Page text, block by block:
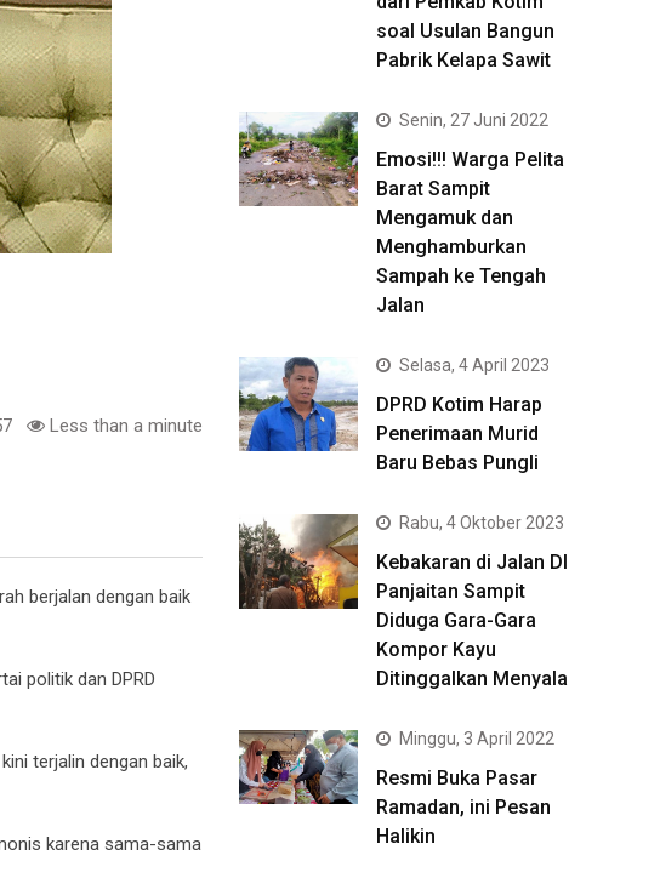
Less than a minute
berjalan dengan baik
politik dan DPRD
terjalin dengan baik,
karena sama-sama
soal Usulan Bangun
Pabrik Kelapa Sawit
Senin, 27 Juni 2022
Emosi!!! Warga Pelita
Barat Sampit
Mengamuk dan
Menghamburkan
Sampah ke Tengah
Jalan
Selasa, 4 April 2023
DPRD Kotim Harap
Penerimaan Murid
Baru Bebas Pungli
Rabu, 4 Oktober 2023
Kebakaran di Jalan DI
Panjaitan Sampit
Diduga Gara-Gara
Kompor Kayu
Ditinggalkan Menyala
Minggu, 3 April 2022
Resmi Buka Pasar
Ramadan, ini Pesan
Halikin